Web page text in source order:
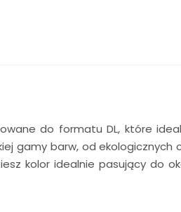
do formatu DL, które
gamy barw, od ekologicznych
kolor idealnie pasujący do